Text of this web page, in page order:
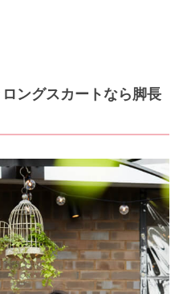
ングスカートなら脚長